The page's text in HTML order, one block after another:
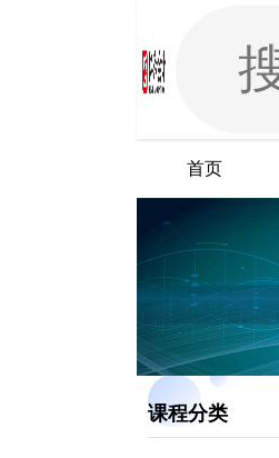
首页
课程分类